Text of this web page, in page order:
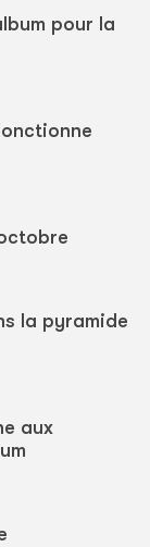
pour la
la pyramide
aux